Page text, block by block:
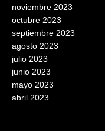
noviembre 2023
octubre 2023
septiembre 2023
agosto 2023
julio 2023
junio 2023
mayo 2023
abril 2023